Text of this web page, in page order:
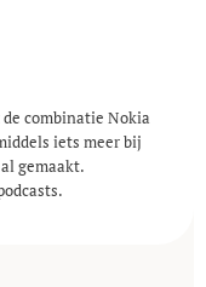
combinatie Nokia
iets meer bij
gemaakt.